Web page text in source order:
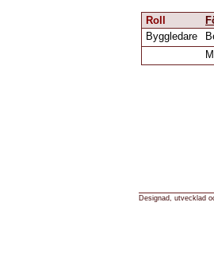
Roll
Byggledare
Designad, utvecklad